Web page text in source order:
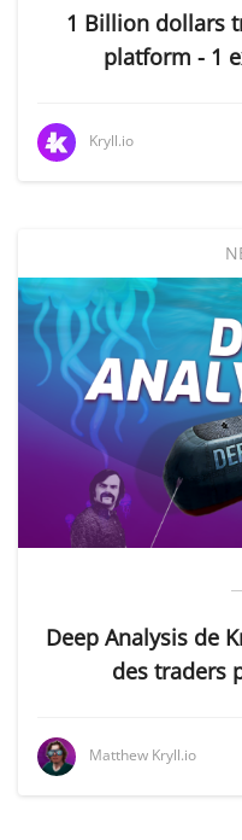
1 Billion dollars
platform - 1
Kryll.io
Deep Analysis de
des traders
Matthew Kryll.io